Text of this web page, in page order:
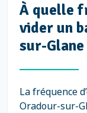
À quelle
vider un
sur-Glane
La fréquence
Oradour-sur-